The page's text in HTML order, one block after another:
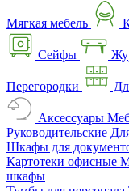
Мягкая мебель
Сейфы
Перегородки
Аксессуары
Руководительские
Шкафы для
Картотеки офисные
шкафы